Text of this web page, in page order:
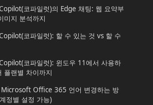
코파일럿)의 Edge 채팅: 웹 요약부
미지 분석까지
코파일럿): 할 수 있는 것 vs 할 수
코파일럿): 윈도우 11에서 사용하
플랜별 차이까지
Office 365 언어 변경하는 방
정별 설정 가능)